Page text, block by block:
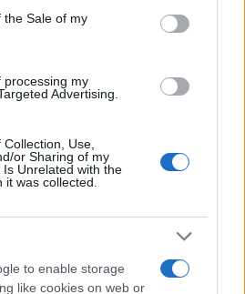
the Sale of my
processing my
Advertising.
Use,
or Sharing of my
Unrelated with the
was collected.
to enable storage
like cookies on web or